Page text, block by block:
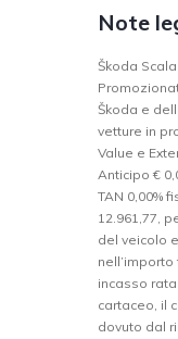
Note
Škoda
Škoda e
vetture in
Value e
Anticipo €
TAN 0,00%
12.961,77,
del veicolo
incasso
cartaceo, il
dovuto dal